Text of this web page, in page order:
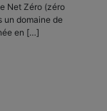
Net Zéro (zéro
un domaine de
en […]